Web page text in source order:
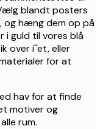
blandt posters
og hæng dem op på
i guld til vores blå
over i''et, eller
for at
hav for at finde
motiver og
rum.